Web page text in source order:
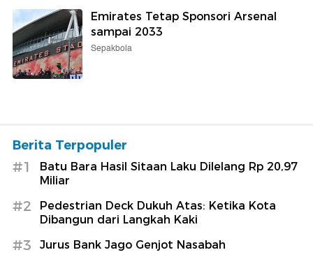
Emirates Tetap Sponsori Arsenal
sampai 2033
Sepakbola
Berita Terpopuler
#1
Batu Bara Hasil Sitaan Laku Dilelang Rp 20,97
Miliar
#2
Pedestrian Deck Dukuh Atas: Ketika Kota
Dibangun dari Langkah Kaki
#3 Jurus Bank Jago Genjot Nasabah